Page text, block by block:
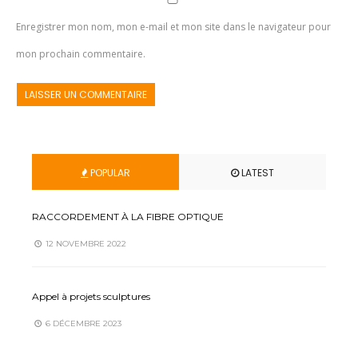
Enregistrer mon nom, mon e-mail et mon site dans le navigateur pour
mon prochain commentaire.
POPULAR LATEST
RACCORDEMENT À LA FIBRE OPTIQUE
12 NOVEMBRE 2022
Appel à projets sculptures
6 DÉCEMBRE 2023